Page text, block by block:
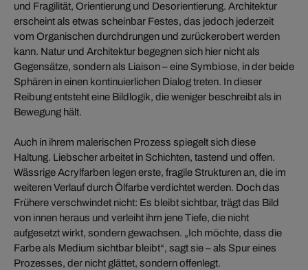
und Fragilität, Orientierung und Desorientierung. Architektur
erscheint als etwas scheinbar Festes, das jedoch jederzeit
vom Organischen durchdrungen und zurückerobert werden
kann. Natur und Architektur begegnen sich hier nicht als
Gegensätze, sondern als Liaison – eine Symbiose, in der beide
Sphären in einen kontinuierlichen Dialog treten. In dieser
Reibung entsteht eine Bildlogik, die weniger beschreibt als in
Bewegung hält.
Auch in ihrem malerischen Prozess spiegelt sich diese
Haltung. Liebscher arbeitet in Schichten, tastend und offen.
Wässrige Acrylfarben legen erste, fragile Strukturen an, die im
weiteren Verlauf durch Ölfarbe verdichtet werden. Doch das
Frühere verschwindet nicht: Es bleibt sichtbar, trägt das Bild
von innen heraus und verleiht ihm jene Tiefe, die nicht
aufgesetzt wirkt, sondern gewachsen. „Ich möchte, dass die
Farbe als Medium sichtbar bleibt“, sagt sie – als Spur eines
Prozesses, der nicht glättet, sondern offenlegt.